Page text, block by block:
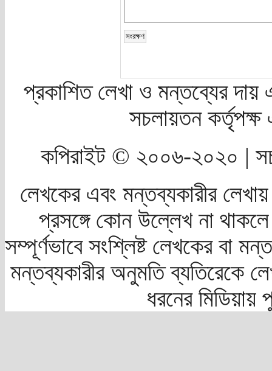
প্রকাশিত লেখা ও মন্তব্যের দায়
সচলায়তন
কপিরাইট © ২০০৬-২০২০ |
লেখকের এবং মন্তব্যকারীর
প্রসঙ্গে কোন উল্লেখ না
সম্পূর্ণভাবে সংশ্লিষ্ট লেখকের বা
মন্তব্যকারীর অনুমতি ব্যতিরেকে
ধরনের মিডিয়ায়